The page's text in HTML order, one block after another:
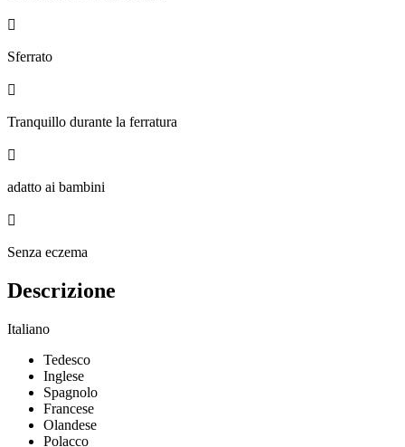

Sferrato

Tranquillo durante la ferratura

adatto ai bambini

Senza eczema
Descrizione
Italiano
Tedesco
Inglese
Spagnolo
Francese
Olandese
Polacco